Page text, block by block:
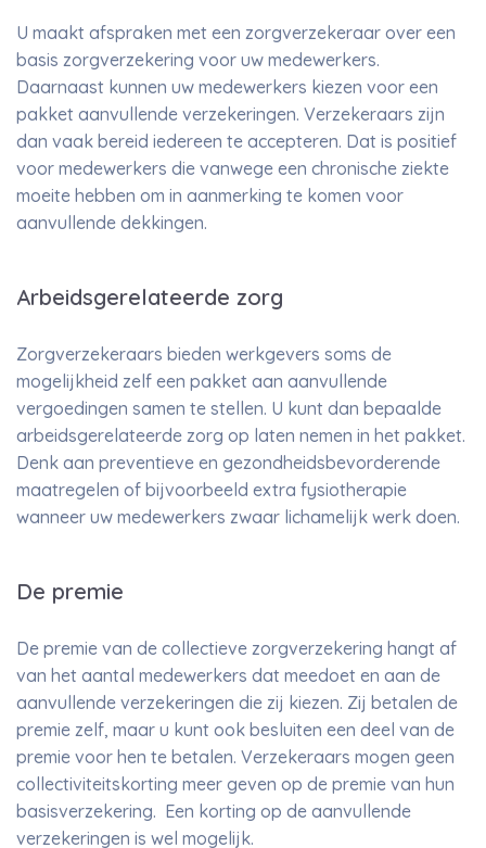
U maakt afspraken met een zorgverzekeraar over een
basis zorgverzekering voor uw medewerkers.
Daarnaast kunnen uw medewerkers kiezen voor een
pakket aanvullende verzekeringen. Verzekeraars zijn
dan vaak bereid iedereen te accepteren. Dat is positief
voor medewerkers die vanwege een chronische ziekte
moeite hebben om in aanmerking te komen voor
aanvullende dekkingen.
Arbeidsgerelateerde zorg
Zorgverzekeraars bieden werkgevers soms de
mogelijkheid zelf een pakket aan aanvullende
vergoedingen samen te stellen. U kunt dan bepaalde
arbeidsgerelateerde zorg op laten nemen in het pakket.
Denk aan preventieve en gezondheidsbevorderende
maatregelen of bijvoorbeeld extra fysiotherapie
wanneer uw medewerkers zwaar lichamelijk werk doen.
De premie
De premie van de collectieve zorgverzekering hangt af
van het aantal medewerkers dat meedoet en aan de
aanvullende verzekeringen die zij kiezen. Zij betalen de
premie zelf, maar u kunt ook besluiten een deel van de
premie voor hen te betalen. Verzekeraars mogen geen
collectiviteitskorting meer geven op de premie van hun
basisverzekering. Een korting op de aanvullende
verzekeringen is wel mogelijk.